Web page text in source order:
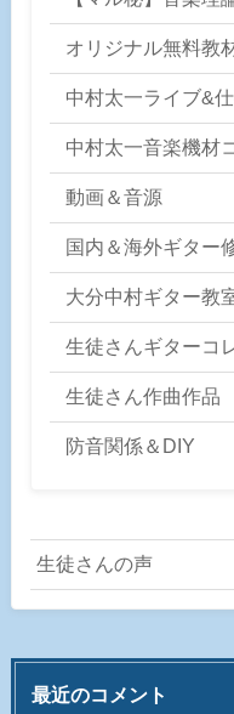
オリジナル無料教
中村太一ライブ&
中村太一音楽機材
動画＆音源
国内＆海外ギター
大分中村ギター教
生徒さんギターコ
生徒さん作曲作品
防音関係＆DIY
生徒さんの声
最近のコメント